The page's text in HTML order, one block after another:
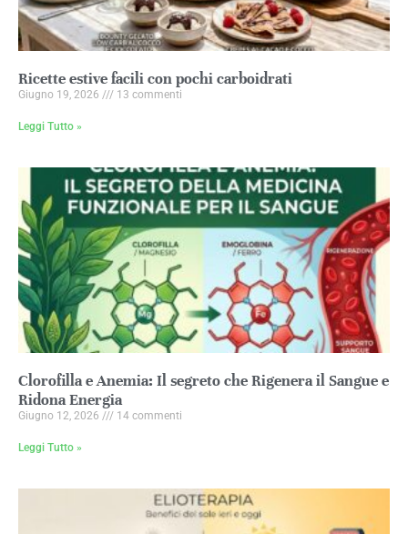
Ricette estive facili con pochi carboidrati
Giugno 19, 2026 13 commenti
Leggi Tutto »
Clorofilla e Anemia: Il segreto che Rigenera il Sangue e
Ridona Energia
Giugno 12, 2026 14 commenti
Leggi Tutto »